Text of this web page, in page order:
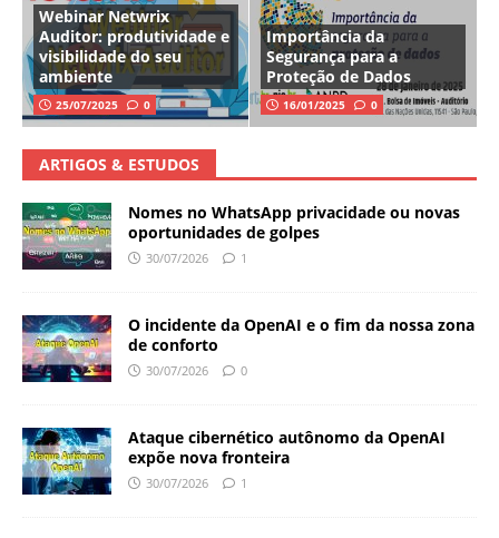
Webinar Netwrix
Auditor: produtividade e
visibilidade do seu
ambiente
25/07/2025 0
Importância da
Segurança para a
Proteção de Dados
16/01/2025 0
ARTIGOS & ESTUDOS
Nomes no WhatsApp privacidade ou novas
oportunidades de golpes
30/07/2026 1
O incidente da OpenAI e o fim da nossa zona
de conforto
30/07/2026 0
Ataque cibernético autônomo da OpenAI
expõe nova fronteira
30/07/2026 1